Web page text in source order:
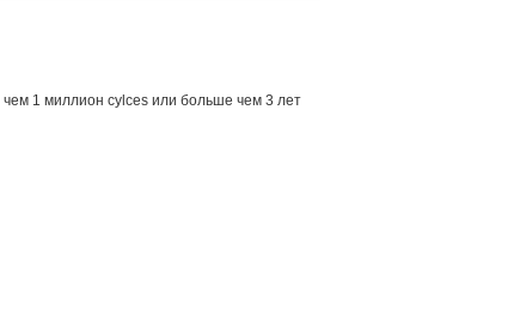
1 миллион cylces или больше чем 3 лет